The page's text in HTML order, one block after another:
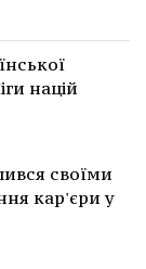
націй
своїми
кар'єри у